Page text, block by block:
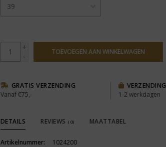
+
-
TOEVOEGEN AAN WINKELWAGEN
GRATIS VERZENDING
Vanaf €75,-
VERZENDING
1-2 werkdagen
DETAILS REVIEWS (0) MAATTABEL
Artikelnummer:
1024200